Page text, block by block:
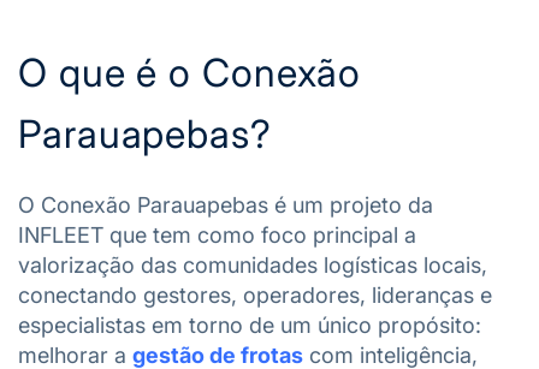
O que é o Conexão
Parauapebas?
O Conexão Parauapebas é um projeto da
INFLEET que tem como foco principal a
valorização das comunidades logísticas locais,
conectando gestores, operadores, lideranças e
especialistas em torno de um único propósito:
melhorar a gestão de frotas com inteligência,